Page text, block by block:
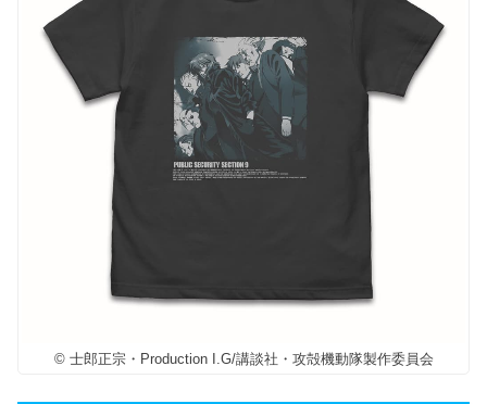
© 士郎正宗・Production I.G/講談社・攻殻機動隊製作委員会